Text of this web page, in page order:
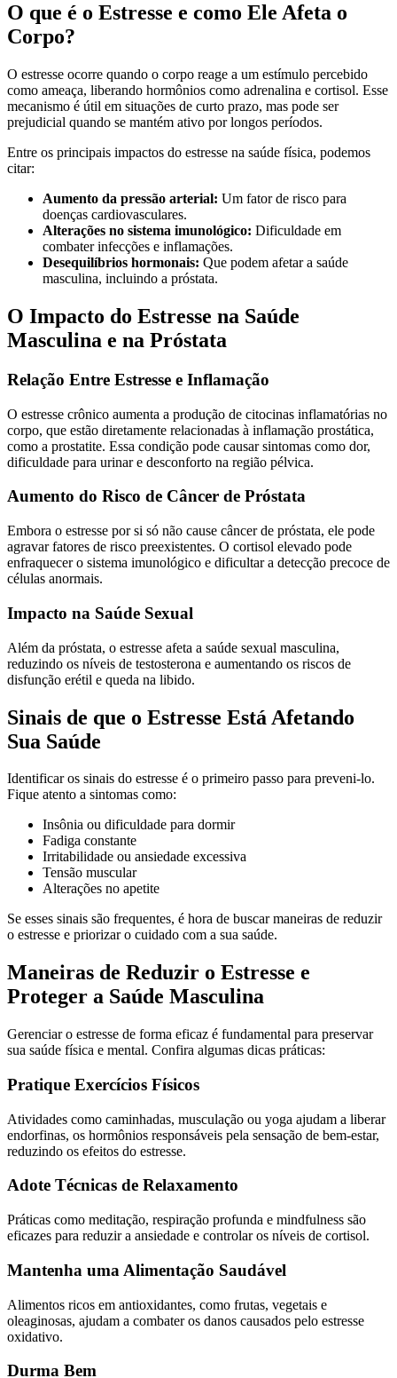
O que é o Estresse e como Ele Afeta o
Corpo?
O estresse ocorre quando o corpo reage a um estímulo percebido
como ameaça, liberando hormônios como adrenalina e cortisol. Esse
mecanismo é útil em situações de curto prazo, mas pode ser
prejudicial quando se mantém ativo por longos períodos.
Entre os principais impactos do estresse na saúde física, podemos
citar:
Aumento da pressão arterial: Um fator de risco para
doenças cardiovasculares.
Alterações no sistema imunológico: Dificuldade em
combater infecções e inflamações.
Desequilíbrios hormonais: Que podem afetar a saúde
masculina, incluindo a próstata.
O Impacto do Estresse na Saúde
Masculina e na Próstata
Relação Entre Estresse e Inflamação
O estresse crônico aumenta a produção de citocinas inflamatórias no
corpo, que estão diretamente relacionadas à inflamação prostática,
como a prostatite. Essa condição pode causar sintomas como dor,
dificuldade para urinar e desconforto na região pélvica.
Aumento do Risco de Câncer de Próstata
Embora o estresse por si só não cause câncer de próstata, ele pode
agravar fatores de risco preexistentes. O cortisol elevado pode
enfraquecer o sistema imunológico e dificultar a detecção precoce de
células anormais.
Impacto na Saúde Sexual
Além da próstata, o estresse afeta a saúde sexual masculina,
reduzindo os níveis de testosterona e aumentando os riscos de
disfunção erétil e queda na libido.
Sinais de que o Estresse Está Afetando
Sua Saúde
Identificar os sinais do estresse é o primeiro passo para preveni-lo.
Fique atento a sintomas como:
Insônia ou dificuldade para dormir
Fadiga constante
Irritabilidade ou ansiedade excessiva
Tensão muscular
Alterações no apetite
Se esses sinais são frequentes, é hora de buscar maneiras de reduzir
o estresse e priorizar o cuidado com a sua saúde.
Maneiras de Reduzir o Estresse e
Proteger a Saúde Masculina
Gerenciar o estresse de forma eficaz é fundamental para preservar
sua saúde física e mental. Confira algumas dicas práticas:
Pratique Exercícios Físicos
Atividades como caminhadas, musculação ou yoga ajudam a liberar
endorfinas, os hormônios responsáveis pela sensação de bem-estar,
reduzindo os efeitos do estresse.
Adote Técnicas de Relaxamento
Práticas como meditação, respiração profunda e mindfulness são
eficazes para reduzir a ansiedade e controlar os níveis de cortisol.
Mantenha uma Alimentação Saudável
Alimentos ricos em antioxidantes, como frutas, vegetais e
oleaginosas, ajudam a combater os danos causados pelo estresse
oxidativo.
Durma Bem